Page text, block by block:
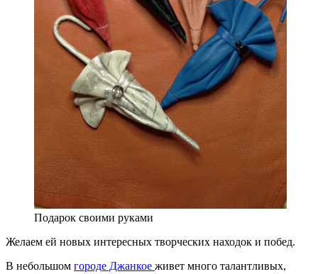
Подарок своими руками
Желаем ей новых интересных творческих находок и побед.
В небольшом городе Джанкое живет много талантливых,